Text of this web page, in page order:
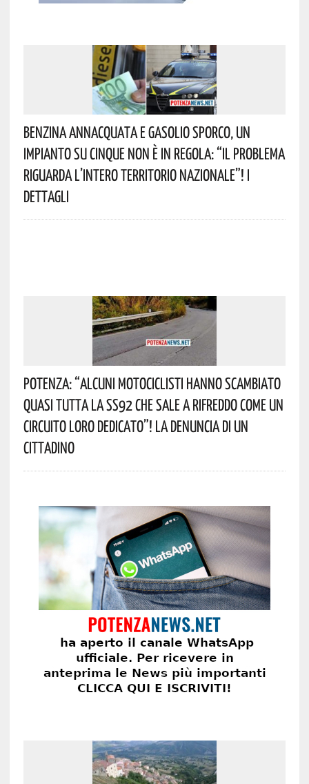
Benzina Annacquata E Gasolio Sporco, Un
Impianto Su Cinque Non È In Regola: “il Problema
Riguarda L’intero Territorio Nazionale”! I
Dettagli
Potenza: “alcuni Motociclisti Hanno Scambiato
Quasi Tutta La SS92 Che Sale A Rifreddo Come Un
Circuito Loro Dedicato”! La Denuncia Di Un
Cittadino